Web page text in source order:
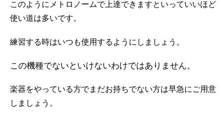
このようにメトロノームで上達できますといっていいほど
使い道は多いです。
練習する時はいつも使用するようにしましょう。
この機種でないといけないわけではありません。
楽器をやっている方でまだお持ちでない方は早急にご用意
しましょう。